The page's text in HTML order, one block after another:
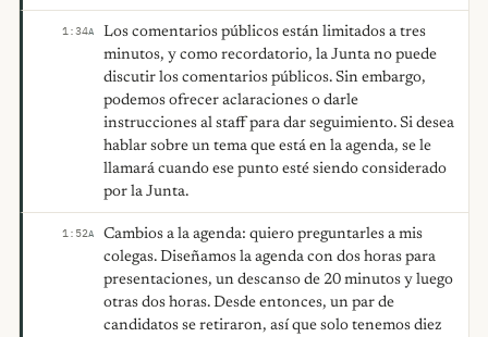
1:34A
Los comentarios públicos están limitados a tres
minutos, y como recordatorio, la Junta no puede
discutir los comentarios públicos. Sin embargo,
podemos ofrecer aclaraciones o darle
instrucciones al staff para dar seguimiento. Si desea
hablar sobre un tema que está en la agenda, se le
llamará cuando ese punto esté siendo considerado
por la Junta.
1:52A
Cambios a la agenda: quiero preguntarles a mis
colegas. Diseñamos la agenda con dos horas para
presentaciones, un descanso de 20 minutos y luego
otras dos horas. Desde entonces, un par de
candidatos se retiraron, así que solo tenemos diez